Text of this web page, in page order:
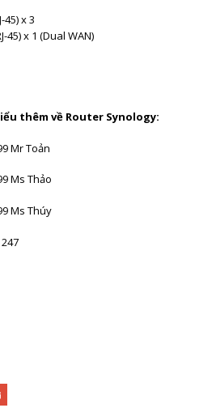
45) x 3
45) x 1 (Dual WAN)
thêm về Router Synology:
Mr Toản
Ms Thảo
Ms Thúy